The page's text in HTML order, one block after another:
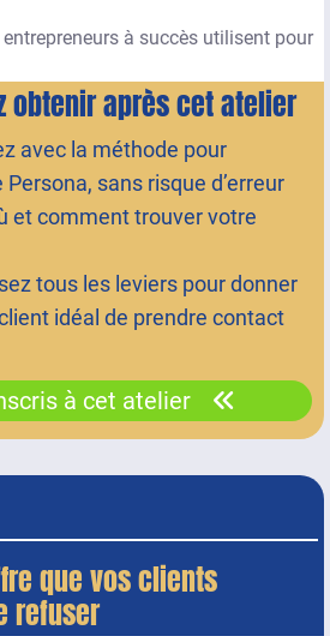
à succès utilisent pour
obtenir après cet atelier
avec la méthode pour
sans risque d’erreur
et comment trouver votre
tous les leviers pour donner
idéal de prendre contact
à cet atelier
que vos clients
refuser